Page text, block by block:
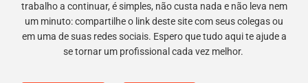
trabalho a continuar, é simples, não custa nada e não leva nem
um minuto: compartilhe o link deste site com seus colegas ou
em uma de suas redes sociais. Espero que tudo aqui te ajude a
se tornar um profissional cada vez melhor.